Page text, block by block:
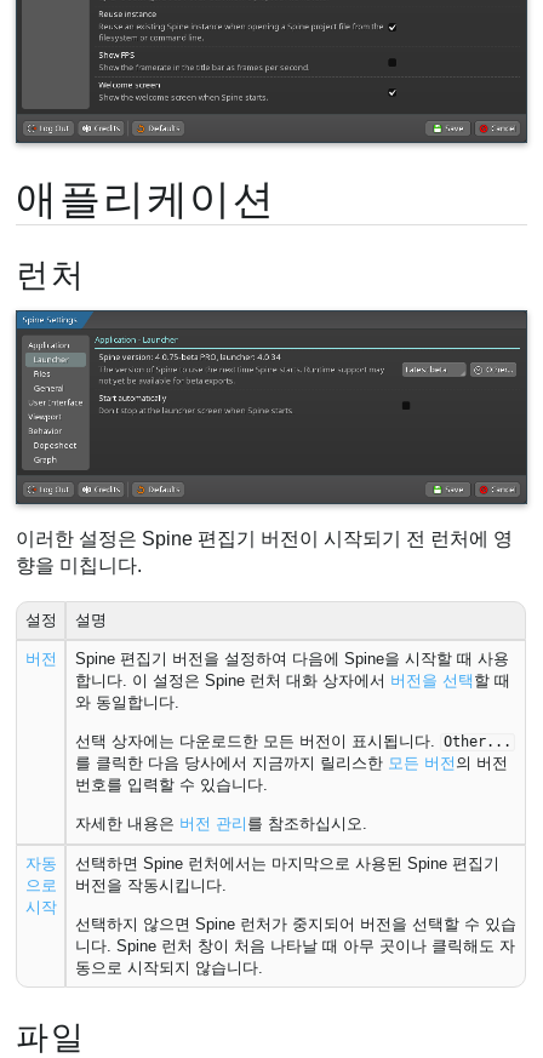
애플리케이션
런처
이러한 설정은 Spine 편집기 버전이 시작되기 전 런처에 영
향을 미칩니다.
설정 설명
버전
Spine 편집기 버전을 설정하여 다음에 Spine을 시작할 때 사용
합니다. 이 설정은 Spine 런처 대화 상자에서 버전을 선택 할 때
와 동일합니다.
선택 상자에는 다운로드한 모든 버전이 표시됩니다. Other...
를 클릭한 다음 당사에서 지금까지 릴리스한 모든 버전 의 버전
번호를 입력할 수 있습니다.
자세한 내용은 버전 관리 를 참조하십시오.
자동
으로
시작
선택하면 Spine 런처에서는 마지막으로 사용된 Spine 편집기
버전을 작동시킵니다.
선택하지 않으면 Spine 런처가 중지되어 버전을 선택할 수 있습
니다. Spine 런처 창이 처음 나타날 때 아무 곳이나 클릭해도 자
동으로 시작되지 않습니다.
파일